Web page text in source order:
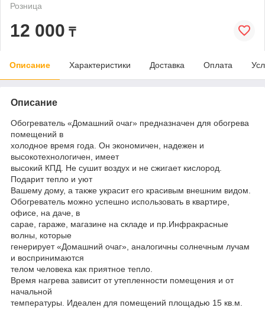
Розница
12 000 ₸
Описание Характеристики Доставка Оплата
Описание
Обогреватель «Домашний очаг» предназначен для обогрева
помещений в
холодное время года. Он экономичен, надежен и
высокотехнологичен, имеет
высокий КПД. Не сушит воздух и не сжигает кислород.
Подарит тепло и уют
Вашему дому, а также украсит его красивым внешним видом.
Обогреватель можно успешно использовать в квартире,
офисе, на даче, в
сарае, гараже, магазине на складе и пр.Инфракрасные
волны, которые
генерирует «Домашний очаг», аналогичны солнечным лучам
и воспринимаются
телом человека как приятное тепло.
Время нагрева зависит от утепленности помещения и от
начальной
температуры. Идеален для помещений площадью 15 кв.м.